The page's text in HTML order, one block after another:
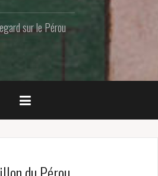
sur le Pérou